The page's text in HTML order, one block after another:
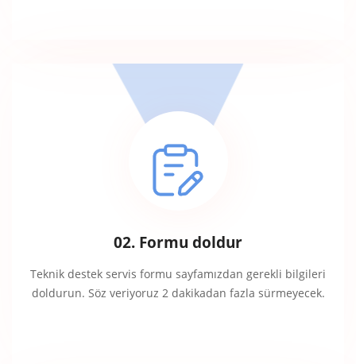
02. Formu doldur
Teknik destek servis formu sayfamızdan gerekli bilgileri
doldurun. Söz veriyoruz 2 dakikadan fazla sürmeyecek.